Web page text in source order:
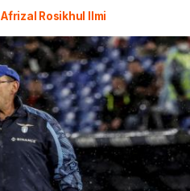
Afrizal Rosikhul Ilmi